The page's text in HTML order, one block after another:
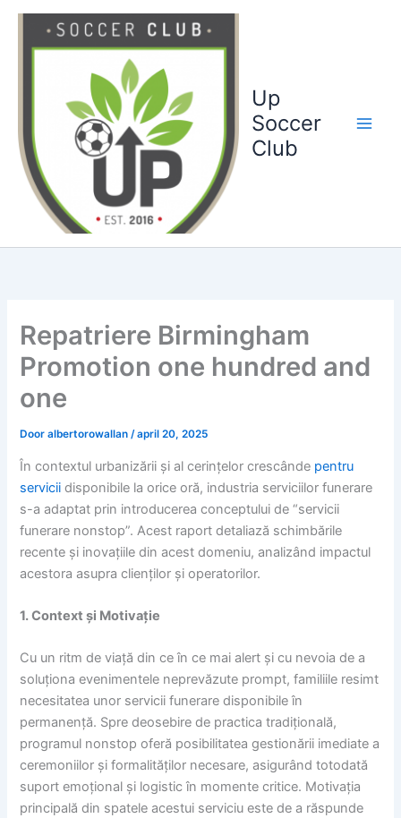
Up
Soccer
Club
Repatriere Birmingham
Promotion one hundred and
one
Dooralbertorowallan/april 20, 2025
În contextul urbanizării și al cerințelor crescânde pentru
servicii disponibile la orice oră, industria serviciilor funerare
s-a adaptat prin introducerea conceptului de “servicii
funerare nonstop”. Acest raport detaliază schimbările
recente și inovațiile din acest domeniu, analizând impactul
acestora asupra clienților și operatorilor.
1. Context și Motivație
Cu un ritm de viață din ce în ce mai alert și cu nevoia de a
soluționa evenimentele neprevăzute prompt, familiile resimt
necesitatea unor servicii funerare disponibile în
permanență. Spre deosebire de practica tradițională,
programul nonstop oferă posibilitatea gestionării imediate a
ceremoniilor și formalităților necesare, asigurând totodată
suport emoțional și logistic în momente critice. Motivația
principală din spatele acestui serviciu este de a răspunde